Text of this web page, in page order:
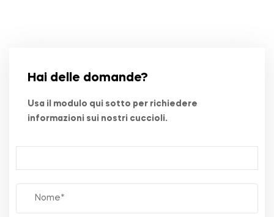
Hai delle domande?
Usa il modulo qui sotto per richiedere
informazioni sui nostri cuccioli.